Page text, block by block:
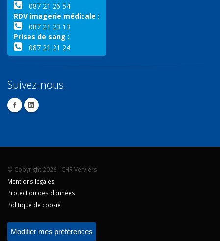
087 21 26 54
RDV imagerie médicale :
087 21 23 13
Prises de sang :
087 21 21 24
Suivez-nous
© Copyright 2026 - CHR Verviers.
Mentions légales
Protection des données
Politique de cookie
Modifier mes préférences